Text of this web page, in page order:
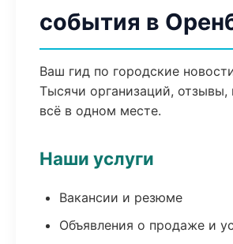
события в
Ваш гид по городские
Тысячи организаций,
всё в одном месте.
Наши услуги
Вакансии и резюме
Объявления о продаже и